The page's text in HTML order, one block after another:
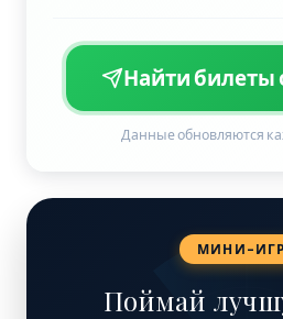
Найти билеты
Данные обновляются
МИНИ-
Поймай